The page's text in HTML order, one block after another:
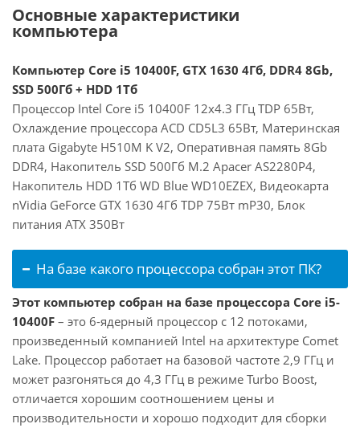
Основные характеристики
компьютера
Компьютер Core i5 10400F, GTX 1630 4Гб, DDR4 8Gb,
SSD 500Гб + HDD 1Тб
Процессор Intel Core i5 10400F 12x4.3 ГГц TDP 65Вт,
Охлаждение процессора ACD CD5L3 65Вт, Материнская
плата Gigabyte H510M K V2, Оперативная память 8Gb
DDR4, Накопитель SSD 500Гб M.2 Apacer AS2280P4,
Накопитель HDD 1Тб WD Blue WD10EZEX, Видеокарта
nVidia GeForce GTX 1630 4Гб TDP 75Вт mP30, Блок
питания ATX 350Вт
На базе какого процессора собран этот ПК?
Этот компьютер собран на базе процессора Core i5-
10400F – это 6-ядерный процессор с 12 потоками,
произведенный компанией Intel на архитектуре Comet
Lake. Процессор работает на базовой частоте 2,9 ГГц и
может разгоняться до 4,3 ГГц в режиме Turbo Boost,
отличается хорошим соотношением цены и
производительности и хорошо подходит для сборки